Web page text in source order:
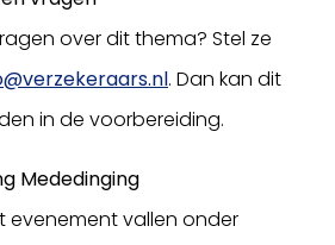
over dit thema? Stel ze
. Dan kan dit
in de voorbereiding.
Mededinging
evenement vallen onder